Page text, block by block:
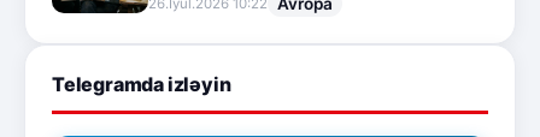
26.İyul.2026 10:22 Avropa
Telegramda izləyin